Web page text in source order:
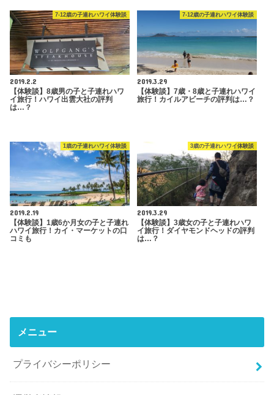
7-12歳の子連れハワイ体験談
2019.2.2
【体験談】8歳男の子と子連れハワ
イ旅行！ハワイ出雲大社の評判
は…？
7-12歳の子連れハワイ体験談
2019.3.29
【体験談】7歳・8歳と子連れハワイ
旅行！カイルアビーチの評判は…？
1歳の子連れハワイ体験談
2019.2.19
【体験談】1歳6か月女の子と子連れ
ハワイ旅行！カイ・マーケットの口
コミも
3歳の子連れハワイ体験談
2019.3.29
【体験談】3歳女の子と子連れハワ
イ旅行！ダイヤモンドヘッドの評判
は…？
メニュー
プライバシーポリシー